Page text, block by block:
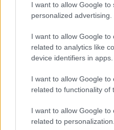
I want to allow Google to
personalized advertising.
I want to allow Google to
related to analytics like
device identifiers in apps.
I want to allow Google to
related to functionality of
I want to allow Google to
related to personalization.
"Csak
jövünk!"